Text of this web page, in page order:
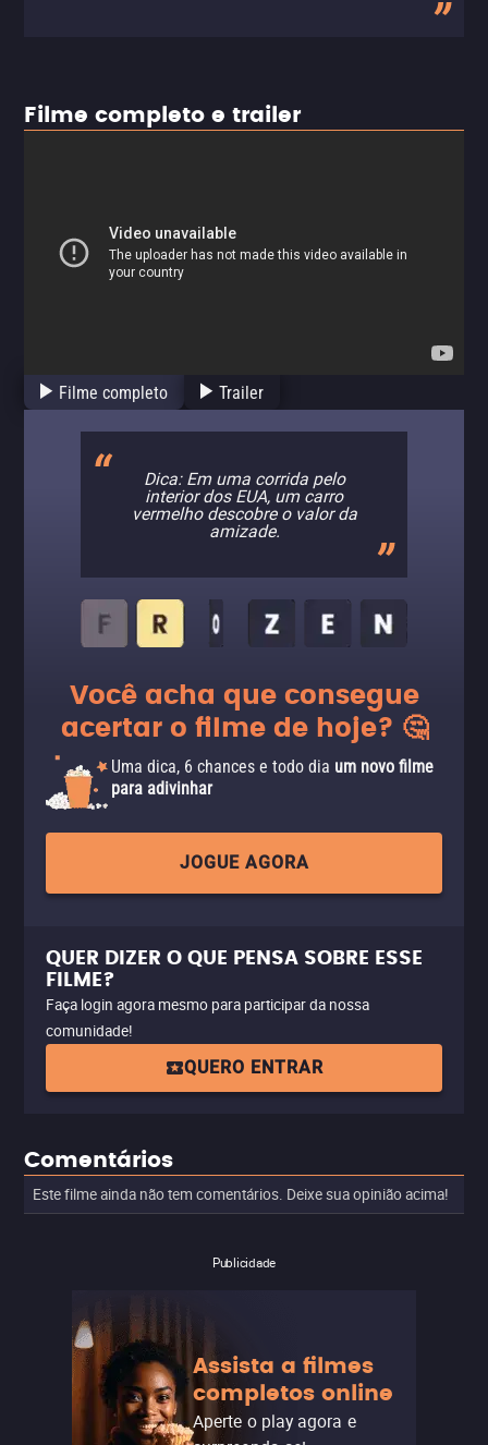
Filme completo e trailer
Filme completo Trailer
Dica: Em uma corrida pelo
interior dos EUA, um carro
vermelho descobre o valor da
amizade.
Você acha que consegue
acertar o filme de hoje? 🤔
Uma dica, 6 chances e todo dia um novo filme
para adivinhar
JOGUE AGORA
QUER DIZER O QUE PENSA SOBRE ESSE
FILME?
Faça login agora mesmo para participar da nossa
comunidade!
QUERO ENTRAR
Comentários
Este filme ainda não tem comentários. Deixe sua opinião acima!
Publicidade
Assista a filmes
completos online
Aperte o play agora e